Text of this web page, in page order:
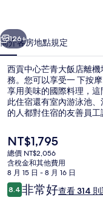
飯
店
的
相
片
集
個 下一個
126+
簡介客房地點規定
西貢中心芒青大飯店離
務。您可以享受一 下按
享用美味的國際料理，這
此住宿還有室內游泳池
的人都對住宿的友善員工
目
前
的
價
格
是
NT$1,795
總價 NT$2,056
含稅金和其他費用
8 月 15 日 - 8 月 16 日
評
論
8.48.4 分，滿分 10 分，
非常好查看 314